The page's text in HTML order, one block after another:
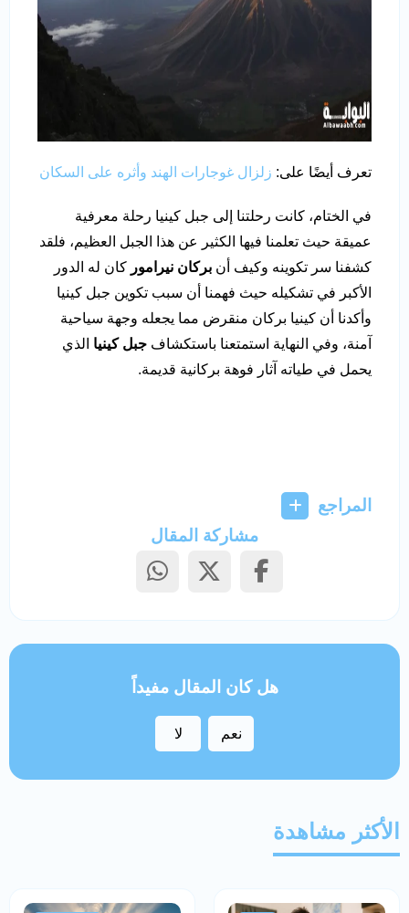
تعرف أيضًا على: زلزال غوجارات الهند وأثره على السكان
في الختام، كانت رحلتنا إلى جبل كينيا رحلة معرفية
عميقة حيث تعلمنا فيها الكثير عن هذا الجبل العظيم، فلقد
كشفنا سر تكوينه وكيف أن بركان نيرامور كان له الدور
الأكبر في تشكيله حيث فهمنا أن سبب تكوين جبل كينيا
وأكدنا أن كينيا بركان منقرض مما يجعله وجهة سياحية
آمنة، وفي النهاية استمتعنا باستكشاف جبل كينيا الذي
يحمل في طياته آثار فوهة بركانية قديمة.
المراجع
مشاركة المقال
هل كان المقال مفيداً
نعم لا
الأكثر مشاهدة